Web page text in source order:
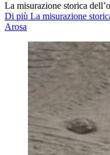
La misurazione storica
Di più La misurazione
Arosa